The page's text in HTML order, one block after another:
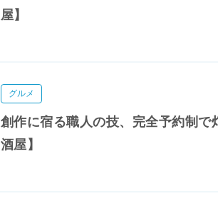
屋】
グルメ
創作に宿る職人の技、完全予約制
酒屋】